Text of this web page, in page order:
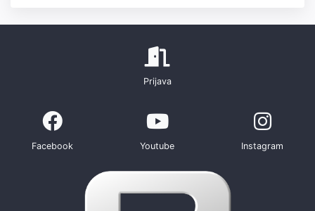
Prijava
Facebook Youtube Instagram